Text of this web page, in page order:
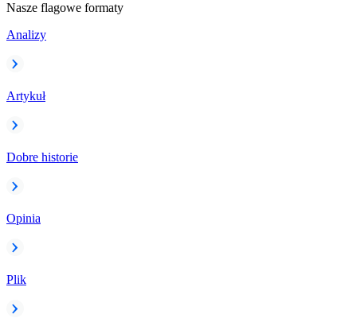
Nasze flagowe formaty
Analizy
Artykuł
Dobre historie
Opinia
Plik